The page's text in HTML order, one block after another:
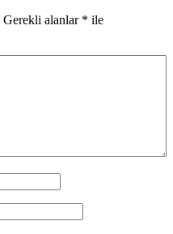
Gerekli alanlar * ile